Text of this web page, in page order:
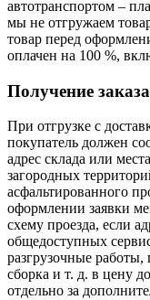
автотранспортом –
мы не отгружаем
товар перед
оплачен на 100 %,
Получение заказа
При отгрузке с
покупатель должен
адрес склада или
загородных
асфальтированного
оформлении заявки
схему проезда, если
общедоступных
разгрузочные работы,
сборка и т. д. в цену
отдельно за